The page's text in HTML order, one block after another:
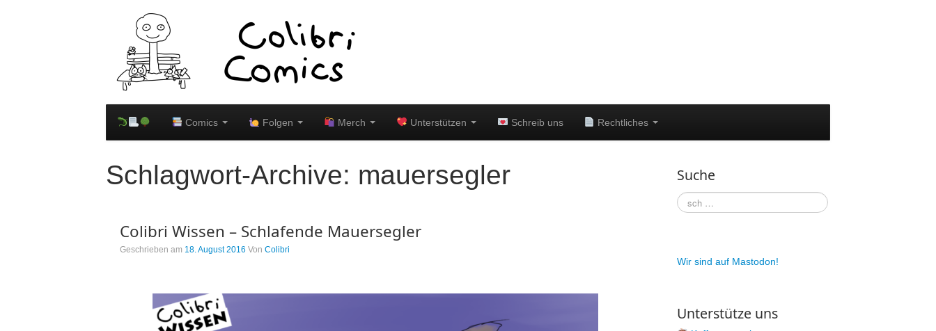
Comics Folgen Merch Unterstützen Schreib uns Rechtliches
Schlagwort-Archive: mauersegler
Colibri Wissen – Schlafende Mauersegler
Geschrieben am 18. August 2016 Von Colibri
Suche
Wir sind auf Mastodon!
Unterstütze uns